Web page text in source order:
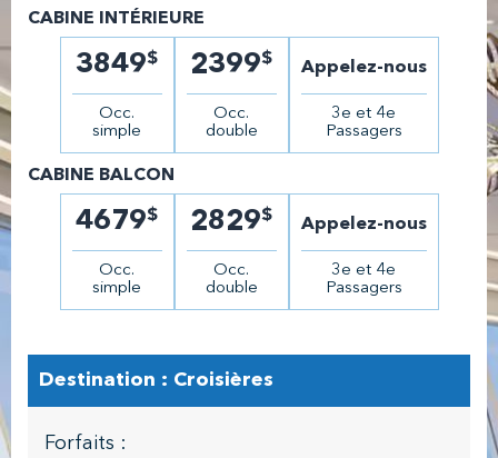
CABINE INTÉRIEURE
3849$
Occ.
simple
2399$
Occ.
double
Appelez-nous
3e et 4e
Passagers
CABINE BALCON
4679$
Occ.
simple
2829$
Occ.
double
Appelez-nous
3e et 4e
Passagers
Destination : Croisières
Forfaits :